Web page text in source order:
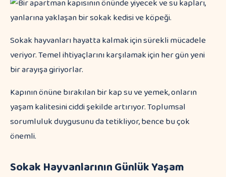
Sokak hayvanları hayatta kalmak için sürekli mücadele
veriyor. Temel ihtiyaçlarını karşılamak için her gün yeni
bir arayışa giriyorlar.
Kapının önüne bırakılan bir kap su ve yemek, onların
yaşam kalitesini ciddi şekilde artırıyor. Toplumsal
sorumluluk duygusunu da tetikliyor, bence bu çok
önemli.
Sokak Hayvanlarının Günlük Yaşam